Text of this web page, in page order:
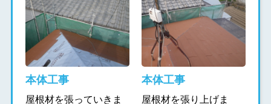
本体工事
屋根材を張っていきま
本体工事
屋根材を張り上げま